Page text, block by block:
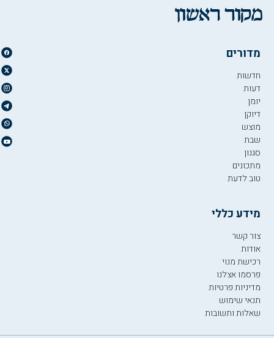
מדורים
חדשות
דעות
יומן
דיוקן
מוצש
שבת
סגנון
מתכונים
טוב לדעת
מידע כללי
צור קשר
אודות
רכישת מנוי
פרסמו אצלנו
מדיניות פרטיות
תנאי שימוש
שאלות ותשובות